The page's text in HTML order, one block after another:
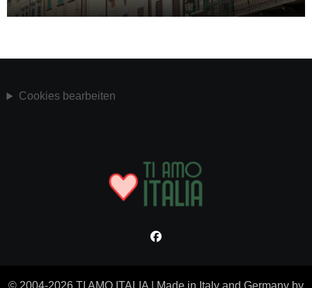
Cookies bearbeiten